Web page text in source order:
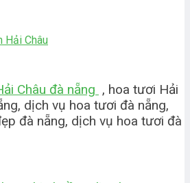
Hải Châu
Châu đà nẵng , hoa tươi Hải
dịch vụ hoa tươi đà nẵng,
đà nẵng, dịch vụ hoa tươi đà